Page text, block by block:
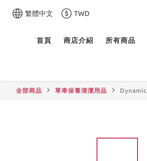
繁體中文 TWD
首頁 商店介紹 所有商品
全部商品 單車保養清潔用品 Dynamic